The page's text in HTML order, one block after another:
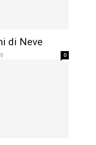
di Neve
0